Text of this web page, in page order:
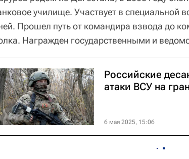
училище. Участвует в специальной
Прошел путь от командира взвода до
Награжден государственными и
Российские
атаки ВСУ на
6 мая 2025, 15:06